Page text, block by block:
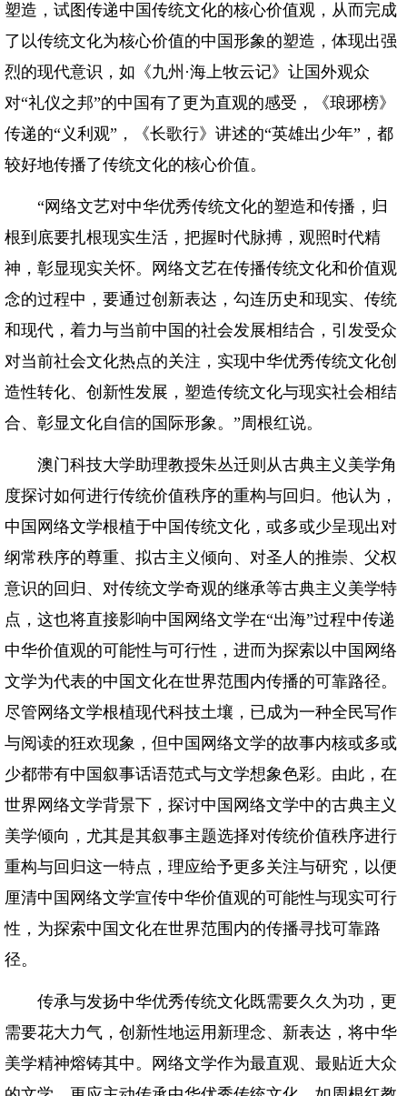
塑造，试图传递中国传统文化的核心价值观，从而完成
了以传统文化为核心价值的中国形象的塑造，体现出强
烈的现代意识，如《九州·海上牧云记》让国外观众
对“礼仪之邦”的中国有了更为直观的感受，《琅琊榜》
传递的“义利观”，《长歌行》讲述的“英雄出少年”，都
较好地传播了传统文化的核心价值。
“网络文艺对中华优秀传统文化的塑造和传播，归
根到底要扎根现实生活，把握时代脉搏，观照时代精
神，彰显现实关怀。网络文艺在传播传统文化和价值观
念的过程中，要通过创新表达，勾连历史和现实、传统
和现代，着力与当前中国的社会发展相结合，引发受众
对当前社会文化热点的关注，实现中华优秀传统文化创
造性转化、创新性发展，塑造传统文化与现实社会相结
合、彰显文化自信的国际形象。”周根红说。
澳门科技大学助理教授朱丛迁则从古典主义美学角
度探讨如何进行传统价值秩序的重构与回归。他认为，
中国网络文学根植于中国传统文化，或多或少呈现出对
纲常秩序的尊重、拟古主义倾向、对圣人的推崇、父权
意识的回归、对传统文学奇观的继承等古典主义美学特
点，这也将直接影响中国网络文学在“出海”过程中传递
中华价值观的可能性与可行性，进而为探索以中国网络
文学为代表的中国文化在世界范围内传播的可靠路径。
尽管网络文学根植现代科技土壤，已成为一种全民写作
与阅读的狂欢现象，但中国网络文学的故事内核或多或
少都带有中国叙事话语范式与文学想象色彩。由此，在
世界网络文学背景下，探讨中国网络文学中的古典主义
美学倾向，尤其是其叙事主题选择对传统价值秩序进行
重构与回归这一特点，理应给予更多关注与研究，以便
厘清中国网络文学宣传中华价值观的可能性与现实可行
性，为探索中国文化在世界范围内的传播寻找可靠路
径。
传承与发扬中华优秀传统文化既需要久久为功，更
需要花大力气，创新性地运用新理念、新表达，将中华
美学精神熔铸其中。网络文学作为最直观、最贴近大众